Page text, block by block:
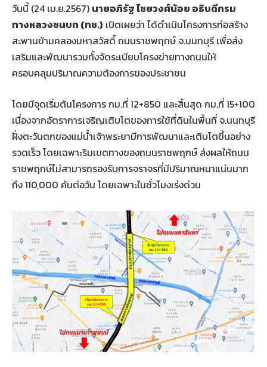
วันนี้ (24 เม.ย.2567) นายอภิรัฐ ไชยวงศ์น้อย อธิบดีกรม
ทางหลวงชนบท (ทช.) เปิดเผยว่า ได้ดำเนินโครงการก่อสร้าง
สะพานข้ามคลองมหาสวัสดิ์ ถนนราชพฤกษ์ จ.นนทบุรี เพื่อส่ง
เสริมและพัฒนารวมทั้งจัดระเบียบโครงข่ายทางถนนให้
ครอบคลุมปริมาณความต้องการของประชาชน
โดยมีจุดเริ่มต้นโครงการ กม.ที่ 12+850 และสิ้นสุด กม.ที่ 15+100
เนื่องจากอัตราการเจริญเติบโตของการใช้ที่ดินในพื้นที่ จ.นนทบุรี
ฝั่งตะวันตกของแม่น้ำเจ้าพระยามีการพัฒนาและเติบโตขึ้นอย่าง
รวดเร็ว โดยเฉพาะริมเขตทางของถนนราชพฤกษ์ ส่งผลให้ถนน
ราชพฤกษ์ไม่สามารถรองรับการจราจรที่มีปริมาณหนาแน่นมาก
ถึง 110,000 คันต่อวัน โดยเฉพาะในชั่วโมงเร่งด่วน